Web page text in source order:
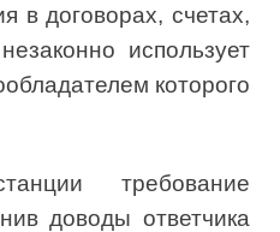
в договорах, счетах,
использует
которого
требование
доводы ответчика